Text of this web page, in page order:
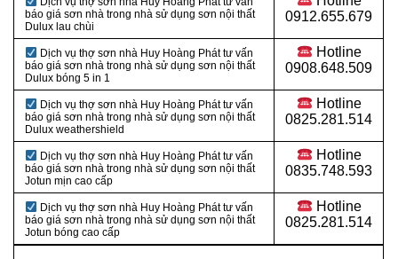
báo giá sơn nhà trong nhà sử dụng sơn nội thất
Dulux lau chùi
0912.655.679
Dịch vụ thợ sơn nhà Huy Hoàng Phát tư vấn
báo giá sơn nhà trong nhà sử dụng sơn nội thất
Dulux bóng 5 in 1
Hotline
0908.648.509
Dịch vụ thợ sơn nhà Huy Hoàng Phát tư vấn
báo giá sơn nhà trong nhà sử dụng sơn nội thất
Dulux weathershield
Hotline
0825.281.514
Dịch vụ thợ sơn nhà Huy Hoàng Phát tư vấn
báo giá sơn nhà trong nhà sử dụng sơn nội thất
Jotun mịn cao cấp
Hotline
0835.748.593
Dịch vụ thợ sơn nhà Huy Hoàng Phát tư vấn
báo giá sơn nhà trong nhà sử dụng sơn nội thất
Jotun bóng cao cấp
Hotline
0825.281.514